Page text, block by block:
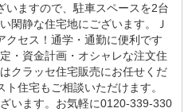
いますので、駐車スペースを2台
閑静な住宅地にございます。Ｊ
クセス！通学・通勤に便利です
・資金計画・オシャレな注文住
クラッセ住宅販売にお任せくだ
住宅もご相談いただけます。
います。お気軽に0120-339-330